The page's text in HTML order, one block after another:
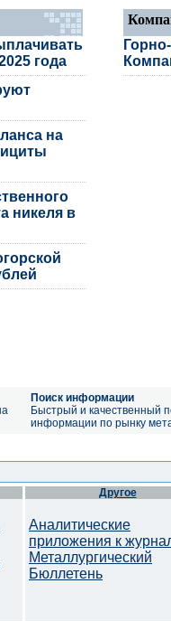
года
на
никеля в
Поиск информации
Быстрый и качественный
информации по рынку
Другое
Аналитические
приложения к
Металлургический
Бюллетень